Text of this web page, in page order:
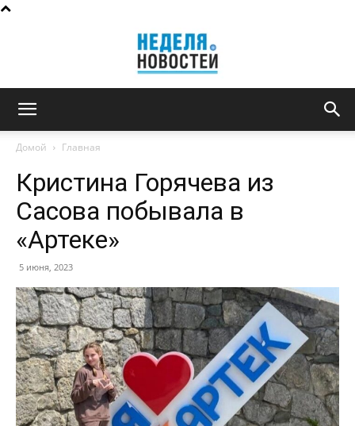
новостей
Домой Главная
Кристина Горячева из
Сасова побывала в
«Артеке»
5 июня, 2023